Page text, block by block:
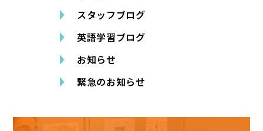
スタッフブログ
英語学習ブログ
お知らせ
緊急のお知らせ